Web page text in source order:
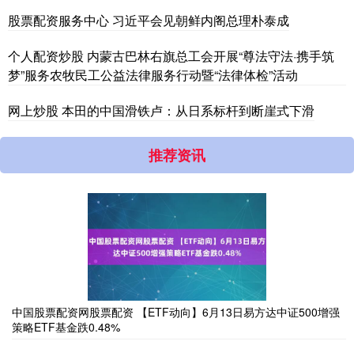
股票配资服务中心 习近平会见朝鲜内阁总理朴泰成
个人配资炒股 内蒙古巴林右旗总工会开展“尊法守法·携手筑
梦”服务农牧民工公益法律服务行动暨“法律体检”活动
网上炒股 本田的中国滑铁卢：从日系标杆到断崖式下滑
推荐资讯
中国股票配资网股票配资 【ETF动向】6月13日易方达中证500增强
策略ETF基金跌0.48%